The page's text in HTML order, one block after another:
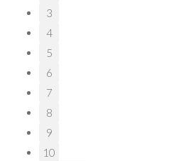
3
4
5
6
7
8
9
10